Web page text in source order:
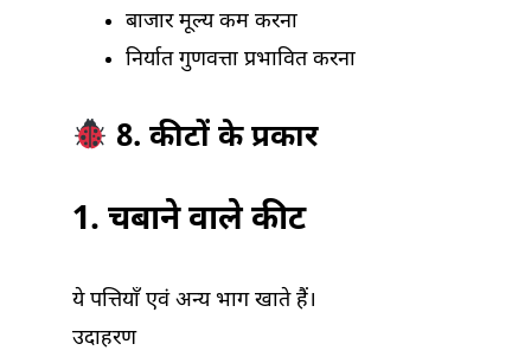
बाजार मूल्य कम करना
निर्यात गुणवत्ता प्रभावित करना
8. कीटों के प्रकार
1. चबाने वाले कीट
ये पत्तियाँ एवं अन्य भाग खाते हैं।
उदाहरण